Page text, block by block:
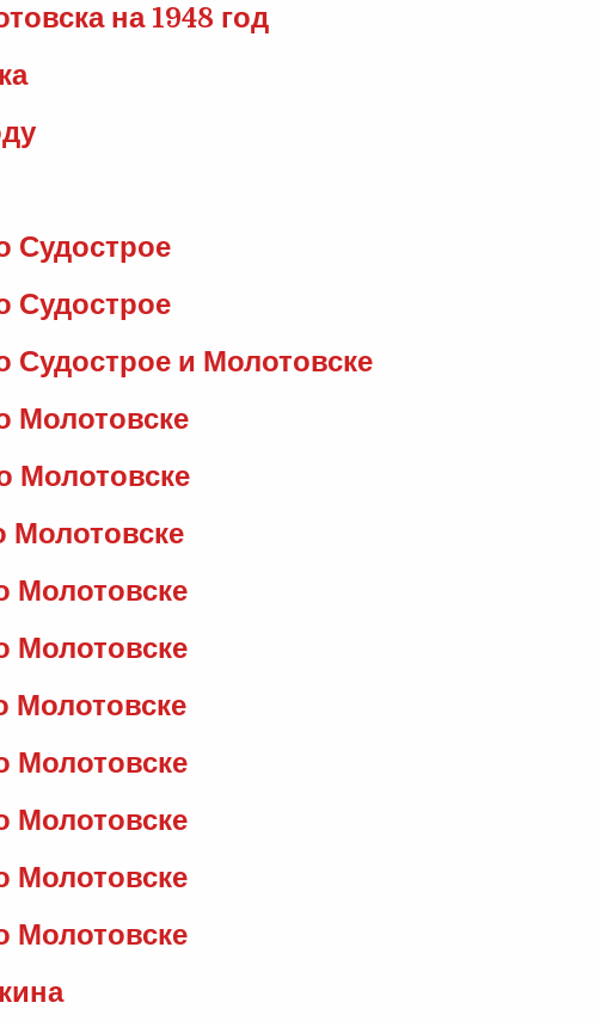
на 1948 год
Судострое
Судострое
Судострое и Молотовске
Молотовске
Молотовске
Молотовске
Молотовске
Молотовске
Молотовске
Молотовске
Молотовске
Молотовске
Молотовске